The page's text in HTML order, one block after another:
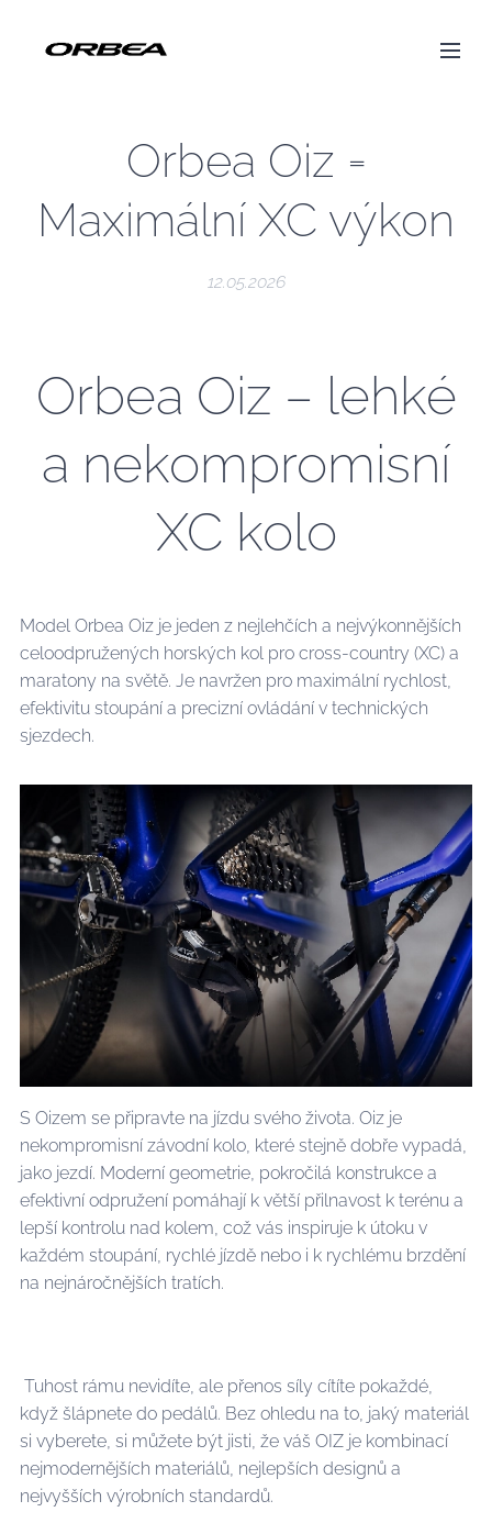
Orbea Oiz =
Maximální XC výkon
12.05.2026
Orbea Oiz – lehké
a nekompromisní
XC kolo
Model Orbea Oiz je jeden z nejlehčích a nejvýkonnějších
celoodpružených horských kol pro cross-country (XC) a
maratony na světě. Je navržen pro maximální rychlost,
efektivitu stoupání a precizní ovládání v technických
sjezdech.
S Oizem se připravte na jízdu svého života. Oiz je
nekompromisní závodní kolo, které stejně dobře vypadá,
jako jezdí. Moderní geometrie, pokročilá konstrukce a
efektivní odpružení pomáhají k větší přilnavost k terénu a
lepší kontrolu nad kolem, což vás inspiruje k útoku v
každém stoupání, rychlé jízdě nebo i k rychlému brzdění
na nejnáročnějších tratích.
Tuhost rámu nevidíte, ale přenos síly cítíte pokaždé,
když šlápnete do pedálů. Bez ohledu na to, jaký materiál
si vyberete, si můžete být jisti, že váš OIZ je kombinací
nejmodernějších materiálů, nejlepších designů a
nejvyšších výrobních standardů.